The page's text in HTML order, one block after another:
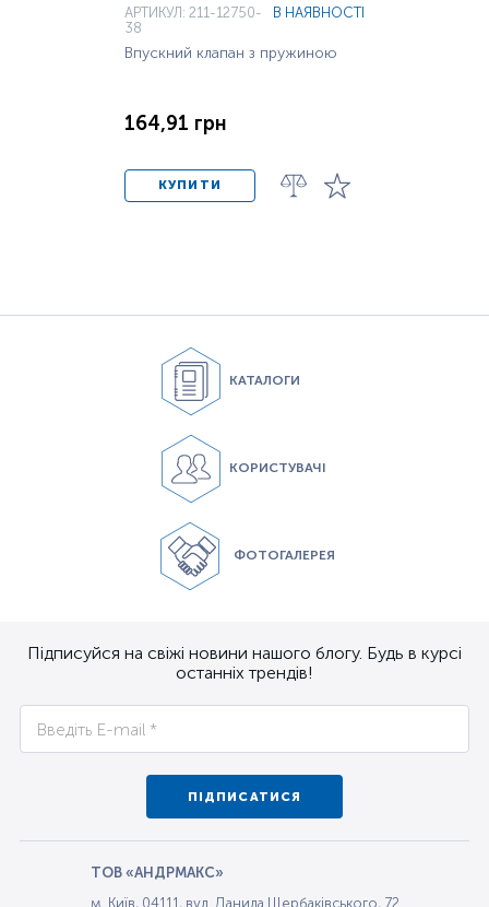
АРТИКУЛ: 211-12750-
38
В НАЯВНОСТІ
Впускний клапан з пружиною
164,91 грн
КУПИТИ
КАТАЛОГИ
КОРИСТУВАЧІ
ФОТОГАЛЕРЕЯ
Підписуйся на свіжі новини нашого блогу. Будь в курсі
останніх трендів!
ПІДПИСАТИСЯ
ТОВ «АНДРМАКС»
м. Київ, 04111, вул. Данила Щербаківського, 72